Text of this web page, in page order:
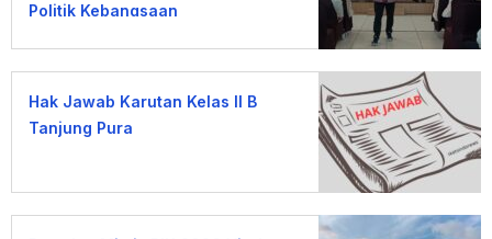
Politik Kebangsaan
Hak Jawab Karutan Kelas II B
Tanjung Pura